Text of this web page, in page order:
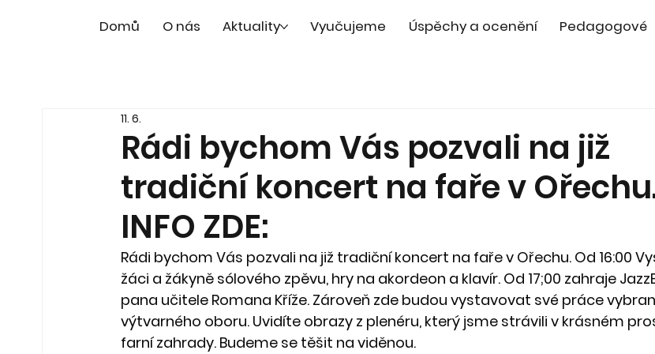
Domů O nás Aktuality Vyučujeme Úspěchy a ocenění Pedagogové
Rádi bychom Vás pozvali na již
tradiční koncert na faře v
INFO ZDE:
11. 6.
Rádi bychom Vás pozvali na již tradiční koncert na faře v Ořechu. Od 16:00
žáci a žákyně sólového zpěvu, hry na akordeon a klavír. Od 17;00 zahraje
pana učitele Romana Kříže. Zároveň zde budou vystavovat své práce
výtvarného oboru. Uvidíte obrazy z plenéru, který jsme strávili v krásném
farní zahrady. Budeme se těšit na viděnou.